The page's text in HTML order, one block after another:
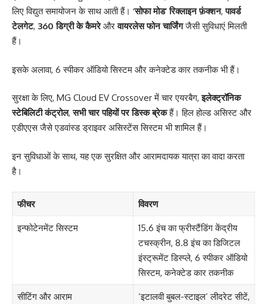
लिए विद्युत समायोजन के साथ आती हैं। ‘सोफा मोड’ रिक्लाइन फ़ंक्शन,पावर्ड
टेलगेट, 360 डिग्री के कैमरेऔरवायरलेस फोन चार्जिंगजैसी सुविधाएं मिलती
हैं।
इसके अलावा, 6 स्पीकर ऑडियो सिस्टम और कनेक्टेड कार तकनीक भी हैं।
सुरक्षा के लिए, MG Cloud EV Crossover में चार एयरबैग,इलेक्ट्रॉनिक
स्टेबिलिटी कंट्रोल,सभी चार पहियों पर डिस्क ब्रेकहैं। हिल होल्ड असिस्ट और
एडीएएस जैसे एडवांस्ड ड्राइवर असिस्टेंस सिस्टम भी शामिल हैं।
इन सुविधाओं के साथ, यह एक सुरक्षित और आरामदायक यात्रा का वादा करता
है।
फीचर विवरण
इन्फोटेनमेंट सिस्टम
15.6 इंच का फ्रीस्टैंडिंग केंद्रीय
टचस्क्रीन, 8.8 इंच का डिजिटल
इंस्ट्रूमेंट डिस्प्ले, 6 स्पीकर ऑडियो
सिस्टम, कनेक्टेड कार तकनीक
सीटिंग और आराम ‘इटालवी बुबल-स्टाइल’ लीदरेट सीटें,